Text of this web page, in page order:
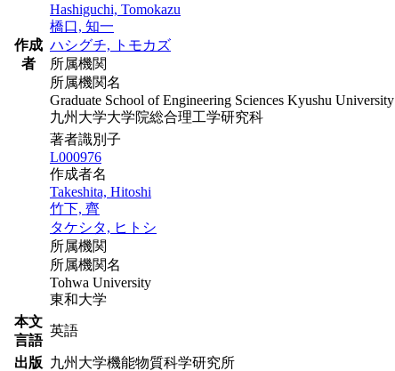
作成
者
Hashiguchi, Tomokazu
橋口, 知一
ハシグチ, トモカズ
所属機関
所属機関名
Graduate School of Engineering Sciences Kyushu University
九州大学大学院総合理工学研究科
著者識別子
L000976
作成者名
Takeshita, Hitoshi
竹下, 齊
タケシタ, ヒトシ
所属機関
所属機関名
Tohwa University
東和大学
本文
言語
英語
出版 九州大学機能物質科学研究所